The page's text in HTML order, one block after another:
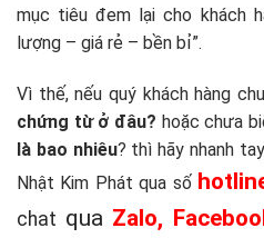
mục tiêu đem lại cho khách
lượng – giá rẻ – bền bỉ”.
Vì thế, nếu quý khách hàng
chứng từ ở đâu? hoặc chưa
là bao nhiêu? thì hãy nhanh
Nhật Kim Phát qua số
chat quaZalo,